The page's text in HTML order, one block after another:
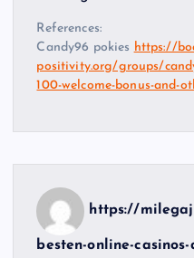
References:
Candy96 pokies https://
positivity.org/groups/
100-welcome-bonus-and-
https://
besten-online-